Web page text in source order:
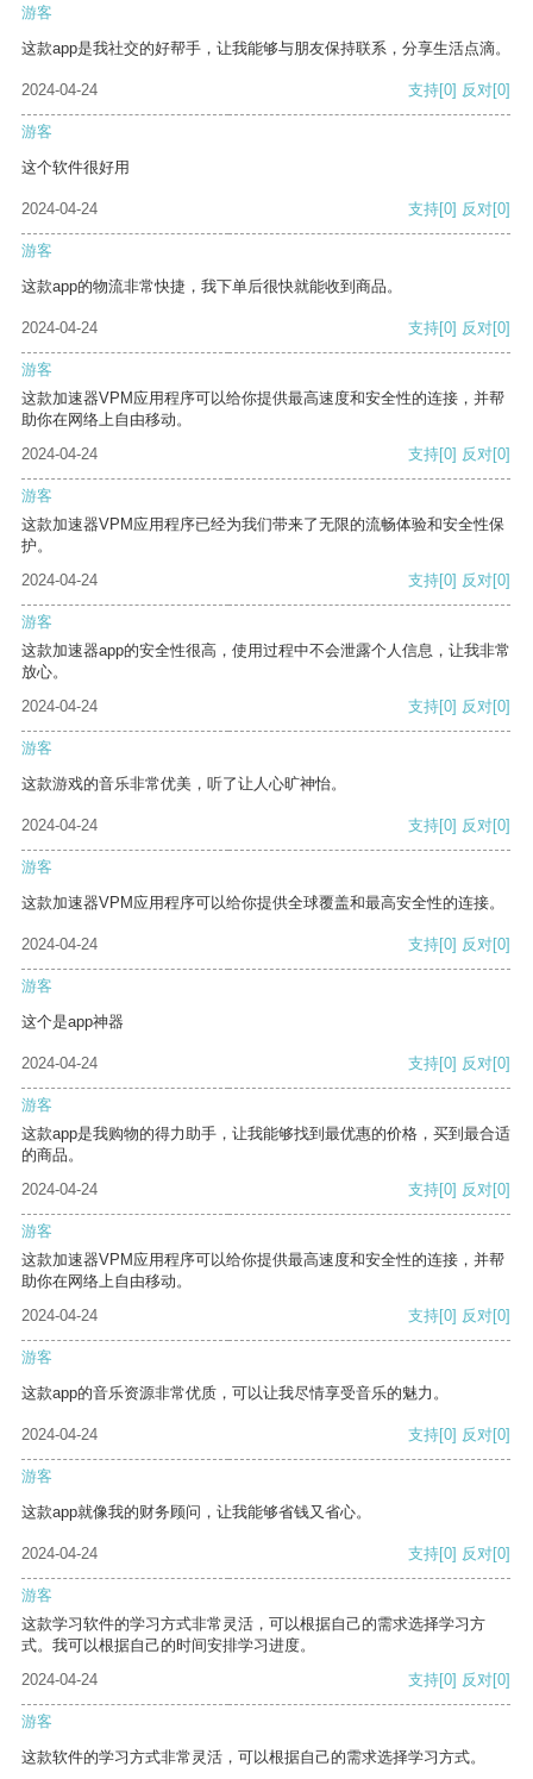
游客
这款app是我社交的好帮手，让我能够与朋友保持联系，分享生活点滴。
2024-04-24 支持[0] 反对[0]
游客
这个软件很好用
2024-04-24 支持[0] 反对[0]
游客
这款app的物流非常快捷，我下单后很快就能收到商品。
2024-04-24 支持[0] 反对[0]
游客
这款加速器VPM应用程序可以给你提供最高速度和安全性的连接，并帮
助你在网络上自由移动。
2024-04-24
支持[0] 反对[0]
游客
这款加速器VPM应用程序已经为我们带来了无限的流畅体验和安全性保
护。
2024-04-24
支持[0] 反对[0]
游客
这款加速器app的安全性很高，使用过程中不会泄露个人信息，让我非常
放心。
2024-04-24
支持[0] 反对[0]
游客
这款游戏的音乐非常优美，听了让人心旷神怡。
2024-04-24 支持[0] 反对[0]
游客
这款加速器VPM应用程序可以给你提供全球覆盖和最高安全性的连接。
2024-04-24 支持[0] 反对[0]
游客
这个是app神器
2024-04-24 支持[0] 反对[0]
游客
这款app是我购物的得力助手，让我能够找到最优惠的价格，买到最合适
的商品。
2024-04-24
支持[0] 反对[0]
游客
这款加速器VPM应用程序可以给你提供最高速度和安全性的连接，并帮
助你在网络上自由移动。
2024-04-24
支持[0] 反对[0]
游客
这款app的音乐资源非常优质，可以让我尽情享受音乐的魅力。
2024-04-24 支持[0] 反对[0]
游客
这款app就像我的财务顾问，让我能够省钱又省心。
2024-04-24 支持[0] 反对[0]
游客
这款学习软件的学习方式非常灵活，可以根据自己的需求选择学习方
式。我可以根据自己的时间安排学习进度。
2024-04-24
支持[0] 反对[0]
游客
这款软件的学习方式非常灵活，可以根据自己的需求选择学习方式。